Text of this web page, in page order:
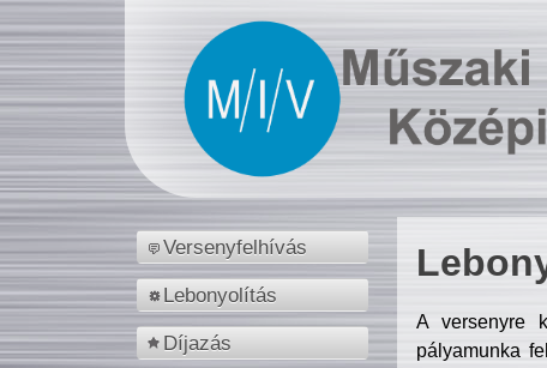
Versenyfelhívás
Lebonyolítás
Díjazás
A versenyre
pályamunka